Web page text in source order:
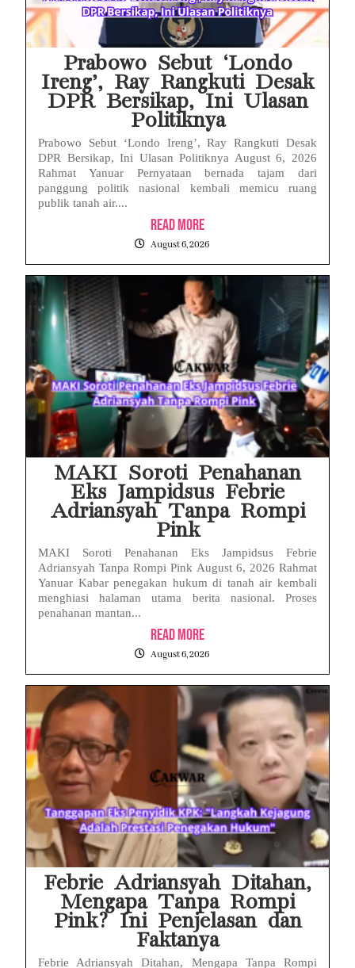
Eks Jampidsus Febrie Adriansyah Tersangka Korupsi Asabri Tapi Masih Terima Gaji: Mengapa Begitu?
Prabowo Sebut ‘Londo
Ireng’, Ray Rangkuti Desak
DPR Bersikap, Ini Ulasan
Politiknya
Prabowo Sebut ‘Londo Ireng’, Ray Rangkuti Desak
DPR Bersikap, Ini Ulasan Politiknya August 6, 2026
Rahmat Yanuar Pernyataan bernada tajam dari
panggung politik nasional kembali memicu ruang
publik tanah air....
Read More
August 6, 2026
MAKI Soroti Penahanan
Eks Jampidsus Febrie
Adriansyah Tanpa Rompi
Pink
MAKI Soroti Penahanan Eks Jampidsus Febrie
Adriansyah Tanpa Rompi Pink August 6, 2026 Rahmat
Yanuar Kabar penegakan hukum di tanah air kembali
menghiasi halaman utama berita nasional. Proses
penahanan mantan...
Read More
August 6, 2026
Febrie Adriansyah Ditahan,
Mengapa Tanpa Rompi
Pink? Ini Penjelasan dan
Faktanya
Febrie Adriansyah Ditahan, Mengapa Tanpa Rompi